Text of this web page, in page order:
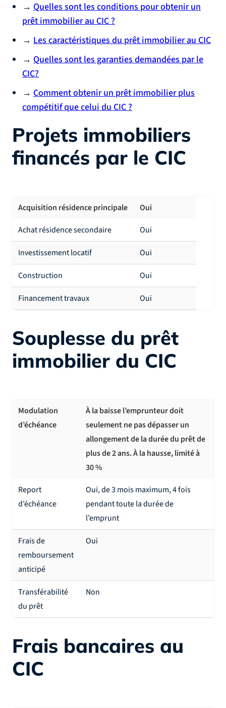
→ Quelles sont les conditions pour obtenir un
prêt immobilier au CIC ?
→ Les caractéristiques du prêt immobilier au CIC
→ Quelles sont les garanties demandées par le
CIC?
→ Comment obtenir un prêt immobilier plus
compétitif que celui du CIC ?
Projets immobiliers
financés par le CIC
Acquisition résidence principale
Oui
Achat résidence secondaire
Oui
Investissement locatif Oui
Construction Oui
Financement travaux Oui
Souplesse du prêt
immobilier du CIC
Modulation
d’échéance
À la baisse l’emprunteur doit
seulement ne pas dépasser un
allongement de la durée du prêt de
plus de 2 ans. À la hausse, limité à
30 %
Report
d’échéance
Oui, de 3 mois maximum, 4 fois
pendant toute la durée de
l’emprunt
Frais de
remboursement
anticipé
Oui
Transférabilité
du prêt
Non
Frais bancaires au
CIC